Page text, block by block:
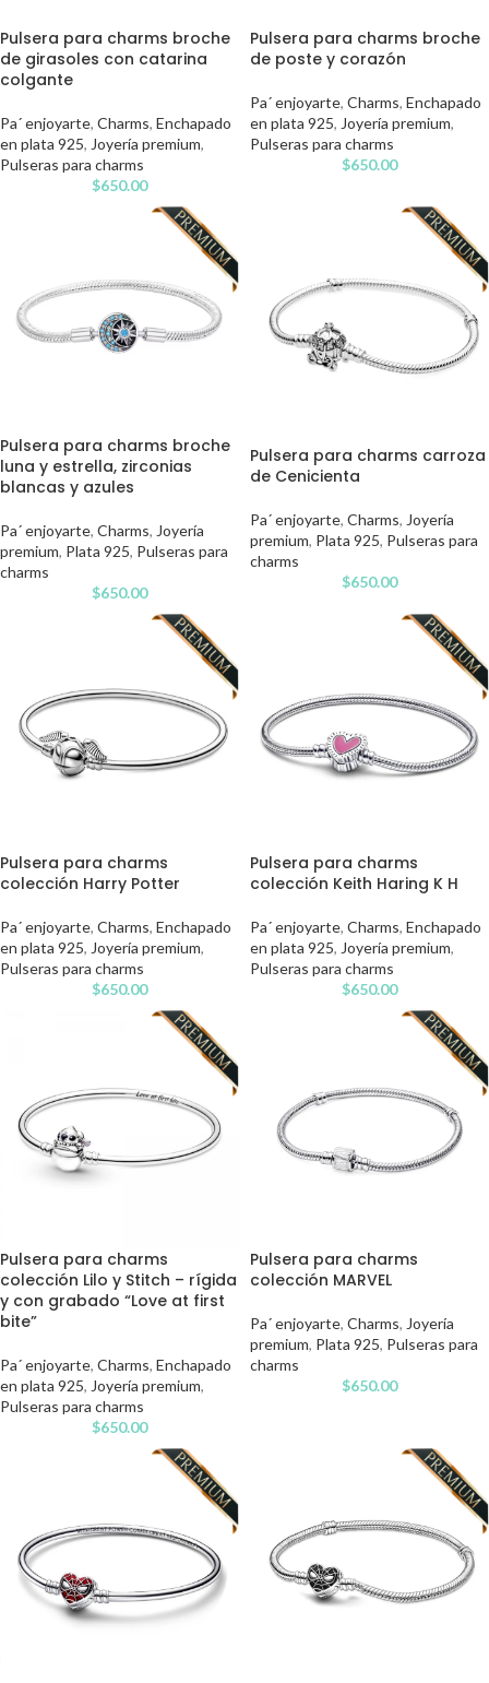
Pulsera para charms broche
de girasoles con catarina
colgante
Pa´ enjoyarte, Charms, Enchapado
en plata 925, Joyería premium,
Pulseras para charms
$650.00
Pulsera para charms broche
de poste y corazón
Pa´ enjoyarte, Charms, Enchapado
en plata 925, Joyería premium,
Pulseras para charms
$650.00
Pulsera para charms broche
luna y estrella, zirconias
blancas y azules
Pa´ enjoyarte, Charms, Joyería
premium, Plata 925, Pulseras para
charms
$650.00
Pulsera para charms carroza
de Cenicienta
Pa´ enjoyarte, Charms, Joyería
premium, Plata 925, Pulseras para
charms
$650.00
Pulsera para charms
colección Harry Potter
Pa´ enjoyarte, Charms, Enchapado
en plata 925, Joyería premium,
Pulseras para charms
$650.00
Pulsera para charms
colección Keith Haring K H
Pa´ enjoyarte, Charms, Enchapado
en plata 925, Joyería premium,
Pulseras para charms
$650.00
Pulsera para charms
colección Lilo y Stitch – rígida
y con grabado “Love at first
bite”
Pa´ enjoyarte, Charms, Enchapado
en plata 925, Joyería premium,
Pulseras para charms
$650.00
Pulsera para charms
colección MARVEL
Pa´ enjoyarte, Charms, Joyería
premium, Plata 925, Pulseras para
charms
$650.00